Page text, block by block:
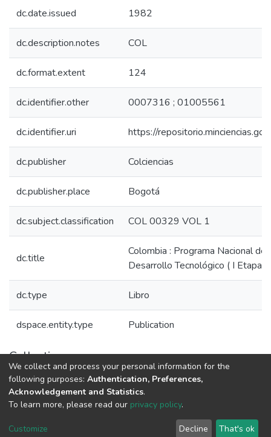
dc.date.issued 1982
dc.description.notes COL
dc.format.extent 124
dc.identifier.other 0007316 ; 01005561
dc.identifier.uri https://
dc.publisher Colciencias
dc.publisher.place Bogotá
dc.subject.classification COL 00329 VOL 1
dc.title
Colombia : Programa Nacional
Desarrollo Tecnológico ( I Etapa)
dc.type Libro
dspace.entity.type Publication
Collections
Libros Minciencias - Referenciales
DSpace software copyright © 2002-2026
Cookie
End User
Send
We collect and process your personal information for the
following purposes: Authentication, Preferences,
Acknowledgement and Statistics.
To learn more, please read our privacy policy.
Customize Decline That's ok